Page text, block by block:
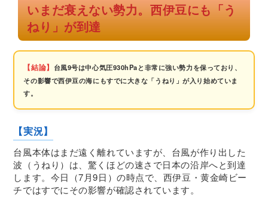
いまだ衰えない勢力。西伊豆にも「う
ねり」が到達
【結論】 台風9号は中心気圧930hPaと非常に強い勢力を保っており、
その影響で西伊豆の海にもすでに大きな「うねり」が入り始めていま
す。
【実況】
台風本体はまだ遠く離れていますが、台風が作り出した
波（うねり）は、驚くほどの速さで日本の沿岸へと到達
します。今日（7月9日）の時点で、西伊豆・黄金崎ビー
チではすでにその影響が確認されています。